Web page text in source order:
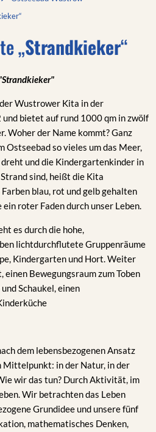
„Strandkieker“
Wustrower Kita in der
bietet auf rund 1000 qm in zwölf
Woher der Name kommt? Ganz
Ostseebad so vieles um das Meer,
und die Kindergartenkinder in
sind, heißt die Kita
Farben blau, rot und gelb gehalten
roter Faden durch unser Leben.
es durch die hohe,
lichtdurchflutete Gruppenräume
Kindergarten und Hort. Weiter
Bewegungsraum zum Toben
Schaukel, einen
dem lebensbezogenen Ansatz
Mittelpunkt: in der Natur, in der
wir das tun? Durch Aktivität, im
Wir betrachten das Leben
Grundidee und unsere fünf
mathematisches Denken,